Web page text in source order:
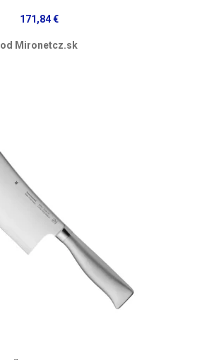
171,84 €
od Mironetcz.sk